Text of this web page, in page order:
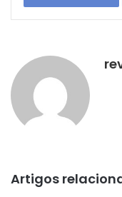
Artigos